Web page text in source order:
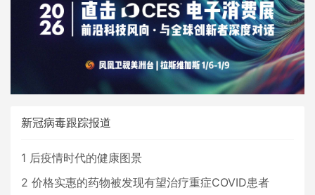
新冠病毒跟踪报道
1 后疫情时代的健康图景
2 价格实惠的药物被发现有望治疗重症COVID患者